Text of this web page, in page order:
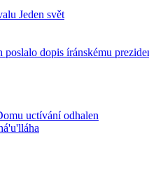
Jeden svět
poslalo dopis íránskému
uctívání odhalen